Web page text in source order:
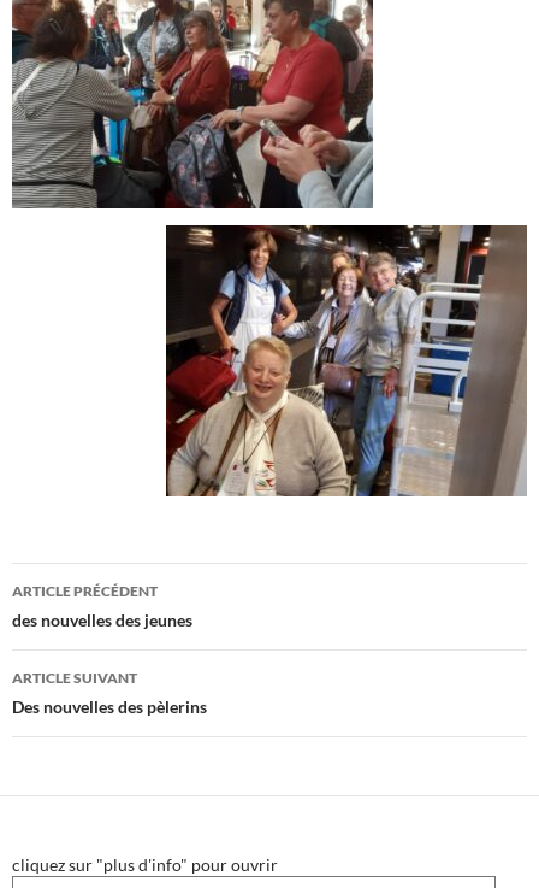
Navigation
des
articles
ARTICLE PRÉCÉDENT
des nouvelles des jeunes
ARTICLE SUIVANT
Des nouvelles des pèlerins
cliquez sur "plus d'info" pour ouvrir